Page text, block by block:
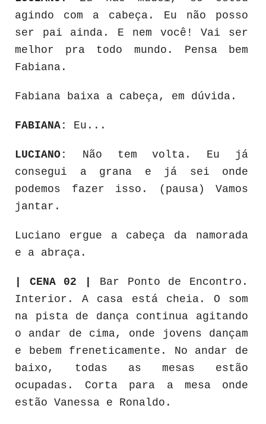
agindo com a cabeça. Eu não posso
ser pai ainda. E nem você! Vai ser
melhor pra todo mundo. Pensa bem
Fabiana.
Fabiana baixa a cabeça, em dúvida.
FABIANA: Eu...
LUCIANO:
Não tem volta. Eu já
consegui a grana e já sei onde
podemos fazer isso. (pausa) Vamos
jantar.
Luciano ergue a cabeça da namorada
e a abraça.
| CENA 02 | Bar Ponto de Encontro.
Interior. A casa está cheia. O som
na pista de dança continua agitando
o andar de cima, onde jovens dançam
e bebem freneticamente. No andar de
baixo, todas as mesas estão
ocupadas. Corta para a mesa onde
estão Vanessa e Ronaldo.